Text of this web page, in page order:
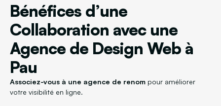
Bénéfices d’une
Collaboration avec une
Agence de Design Web à
Pau
Associez-vous à une agence de renom pour améliorer
votre visibilité en ligne.